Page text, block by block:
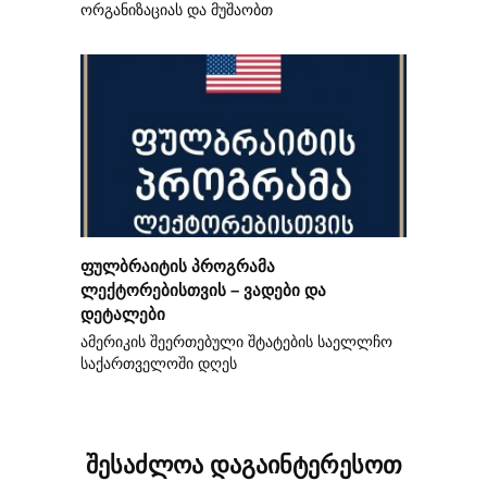
ორგანიზაციას და მუშაობთ
ფულბრაიტის პროგრამა
ლექტორებისთვის – ვადები და
დეტალები
ამერიკის შეერთებული შტატების საელლჩო
საქართველოში დღეს
შესაძლოა დაგაინტერესოთ